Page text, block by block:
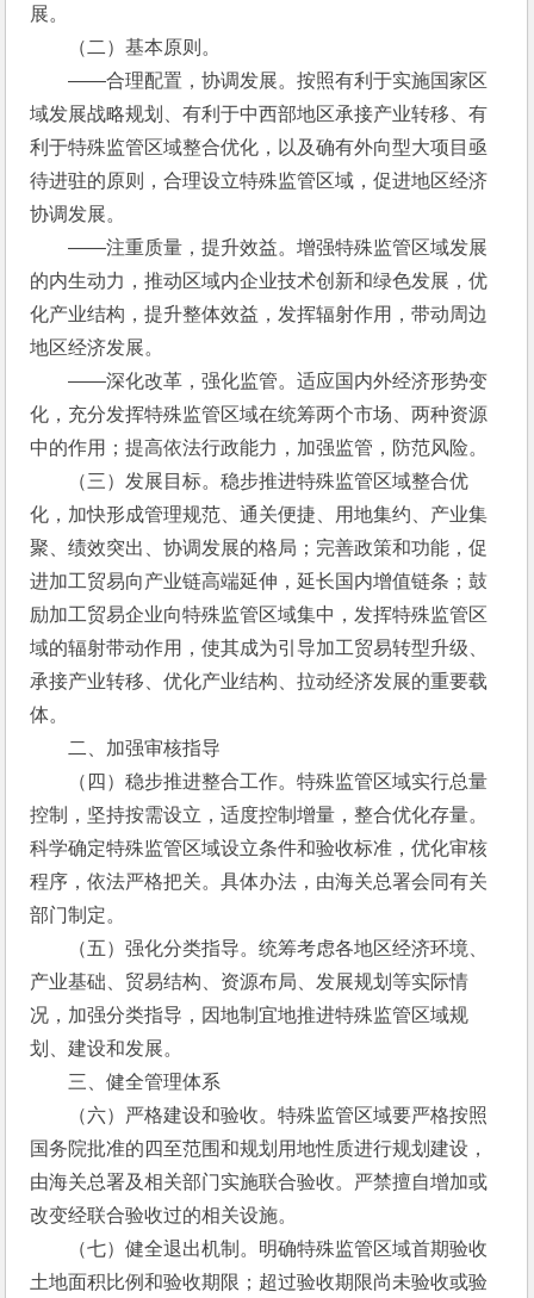
展。
（二）基本原则。
——合理配置，协调发展。按照有利于实施国家区
域发展战略规划、有利于中西部地区承接产业转移、有
利于特殊监管区域整合优化，以及确有外向型大项目亟
待进驻的原则，合理设立特殊监管区域，促进地区经济
协调发展。
——注重质量，提升效益。增强特殊监管区域发展
的内生动力，推动区域内企业技术创新和绿色发展，优
化产业结构，提升整体效益，发挥辐射作用，带动周边
地区经济发展。
——深化改革，强化监管。适应国内外经济形势变
化，充分发挥特殊监管区域在统筹两个市场、两种资源
中的作用；提高依法行政能力，加强监管，防范风险。
（三）发展目标。稳步推进特殊监管区域整合优
化，加快形成管理规范、通关便捷、用地集约、产业集
聚、绩效突出、协调发展的格局；完善政策和功能，促
进加工贸易向产业链高端延伸，延长国内增值链条；鼓
励加工贸易企业向特殊监管区域集中，发挥特殊监管区
域的辐射带动作用，使其成为引导加工贸易转型升级、
承接产业转移、优化产业结构、拉动经济发展的重要载
体。
二、加强审核指导
（四）稳步推进整合工作。特殊监管区域实行总量
控制，坚持按需设立，适度控制增量，整合优化存量。
科学确定特殊监管区域设立条件和验收标准，优化审核
程序，依法严格把关。具体办法，由海关总署会同有关
部门制定。
（五）强化分类指导。统筹考虑各地区经济环境、
产业基础、贸易结构、资源布局、发展规划等实际情
况，加强分类指导，因地制宜地推进特殊监管区域规
划、建设和发展。
三、健全管理体系
（六）严格建设和验收。特殊监管区域要严格按照
国务院批准的四至范围和规划用地性质进行规划建设，
由海关总署及相关部门实施联合验收。严禁擅自增加或
改变经联合验收过的相关设施。
（七）健全退出机制。明确特殊监管区域首期验收
土地面积比例和验收期限；超过验收期限尚未验收或验